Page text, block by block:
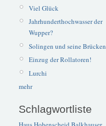
Viel Glück
Jahrhunderthochwasser der
Wupper?
Solingen und seine Brücken
Einzug der Rollatoren!
Lurchi
mehr
Schlagwortliste